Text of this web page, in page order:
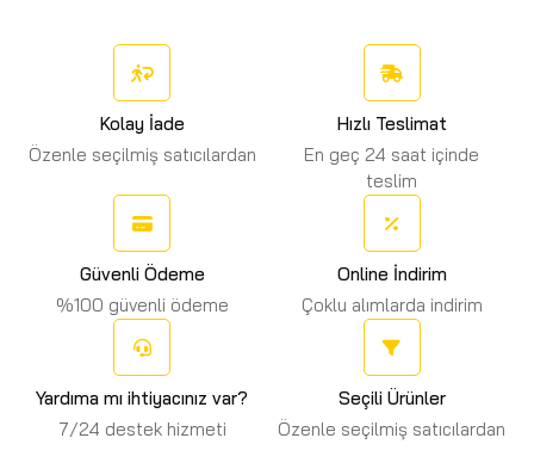
Kolay İade
Özenle seçilmiş satıcılardan
Hızlı Teslimat
En geç 24 saat içinde
teslim
Güvenli Ödeme
%100 güvenli ödeme
Online İndirim
Çoklu alımlarda indirim
Yardıma mı ihtiyacınız var?
7/24 destek hizmeti
Seçili Ürünler
Özenle seçilmiş satıcılardan